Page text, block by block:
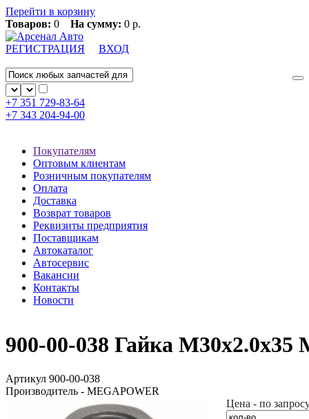
Перейти в корзину
Товаров: 0 На сумму: 0 р.
РЕГИСТРАЦИЯ ВХОД
+7 351 729-83-64
+7 343 204-94-00
Покупателям
Оптовым клиентам
Розничным покупателям
Оплата
Доставка
Возврат товаров
Реквизиты предприятия
Поставщикам
Автокаталог
Автосервис
Вакансии
Контакты
Новости
900-00-038 Гайка
Артикул 900-00-038
Производитель - MEGAPOWER
Цена - по